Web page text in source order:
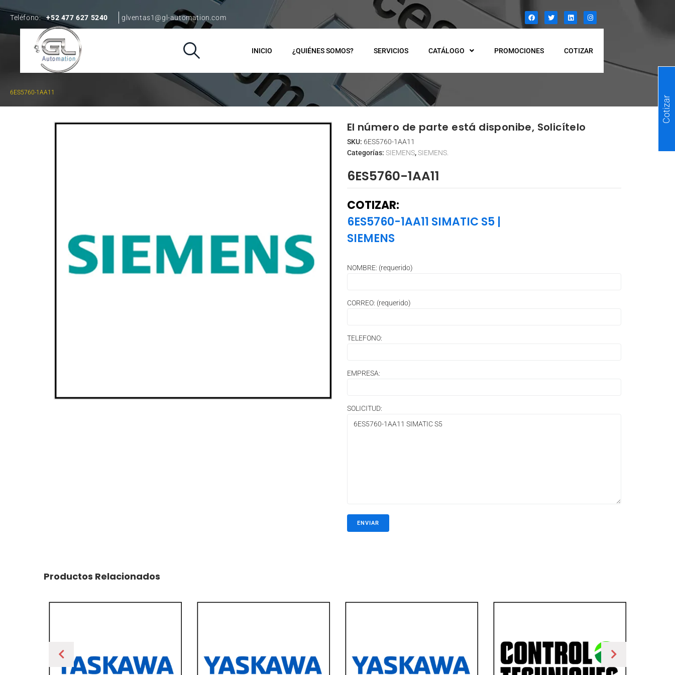
Teléfono: +52 477 627 5240 glventas1@gl-automation.com
INICIO ¿QUIÉNES SOMOS? SERVICIOS CATÁLOGO PROMOCIONES COTIZAR
6ES5760-1AA11
El número de parte está disponibe, Solicítelo
SKU: 6ES5760-1AA11
Categorías: SIEMENS,SIEMENS.
6ES5760-1AA11
COTIZAR:
6ES5760-1AA11 SIMATIC S5|
SIEMENS
NOMBRE: (requerido)
CORREO: (requerido)
TELEFONO:
EMPRESA:
SOLICITUD:
Productos Relacionados
Cotizar